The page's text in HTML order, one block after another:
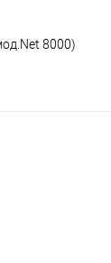
8000)